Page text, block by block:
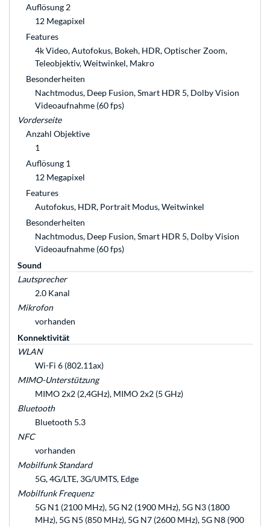
Auflösung 2
12 Megapixel
Features
4k Video, Autofokus, Bokeh, HDR, Optischer Zoom,
Teleobjektiv, Weitwinkel, Makro
Besonderheiten
Nachtmodus, Deep Fusion, Smart HDR 5, Dolby Vision
Videoaufnahme (60 fps)
Vorderseite
Anzahl Objektive
1
Auflösung 1
12 Megapixel
Features
Autofokus, HDR, Portrait Modus, Weitwinkel
Besonderheiten
Nachtmodus, Deep Fusion, Smart HDR 5, Dolby Vision
Videoaufnahme (60 fps)
Sound
Lautsprecher
2.0 Kanal
Mikrofon
vorhanden
Konnektivität
WLAN
Wi-Fi 6 (802.11ax)
MIMO-Unterstützung
MIMO 2x2 (2,4GHz), MIMO 2x2 (5 GHz)
Bluetooth
Bluetooth 5.3
NFC
vorhanden
Mobilfunk Standard
5G, 4G/LTE, 3G/UMTS, Edge
Mobilfunk Frequenz
5G N1 (2100 MHz), 5G N2 (1900 MHz), 5G N3 (1800
MHz), 5G N5 (850 MHz), 5G N7 (2600 MHz), 5G N8 (900